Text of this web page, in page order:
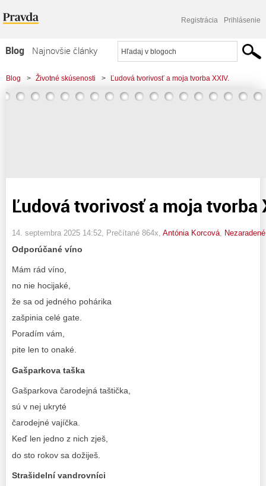
Registrácia Prihlásenie
Blog
Najnovšie články
Najčítanejšie články
Najkomentovanejšie články
Blog > Životné skúsenosti > Ľudová tvorivosť a moja tvorba XXIV.
Ľudová tvorivosť a moja tvorba
14. septembra 2025 14:52 , Prečítané 864x, Antónia Korcová Nezaradené
Odporúčané víno
Mám rád víno,
no nie hocijaké,
že sa od jedného pohárika
zašpinia celé gate.
Poradím vám,
pite len to onaké.
Gašparkova taška
Gašparkova čarodejná taštička,
sú v nej ukryté
čarodejné vajíčka.
Keď len jedno z nich zješ,
do sto rokov sa dožiješ.
Strašidelní vandrovníci